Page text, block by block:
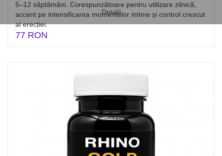
Detalii
5–12 săptămâni. Corespunzătoare pentru utilizare zilnică,
accent pe intensificarea momentelor intime și control crescut
al erecției.
77 RON